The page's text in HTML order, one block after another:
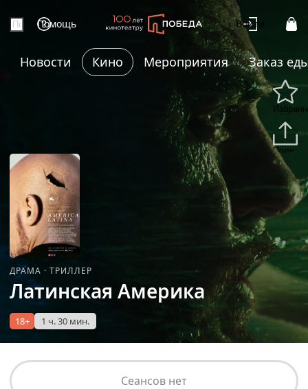
Помощь Войти
Новости Кино Мероприятия Заказ
ДРАМА · ТРИЛЛЕР
Латинская Америка
18+ 1 ч. 30 мин.
Сеансов нет